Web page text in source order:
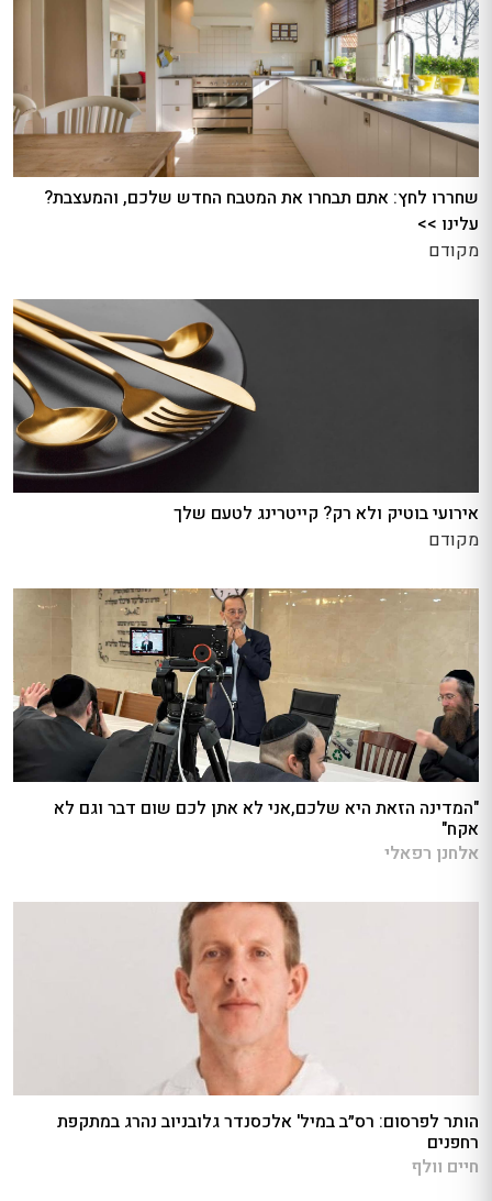
שחררו לחץ: אתם תבחרו את המטבח החדש שלכם, והמעצבת?
עלינו >>
מקודם
אירועי בוטיק ולא רק? קייטרינג לטעם שלך
מקודם
"המדינה הזאת היא שלכם,אני לא אתן לכם שום דבר וגם לא
אקח"
אלחנן רפאלי
הותר לפרסום: רס״ב במיל' אלכסנדר גלובניוב נהרג במתקפת
רחפנים
חיים וולף